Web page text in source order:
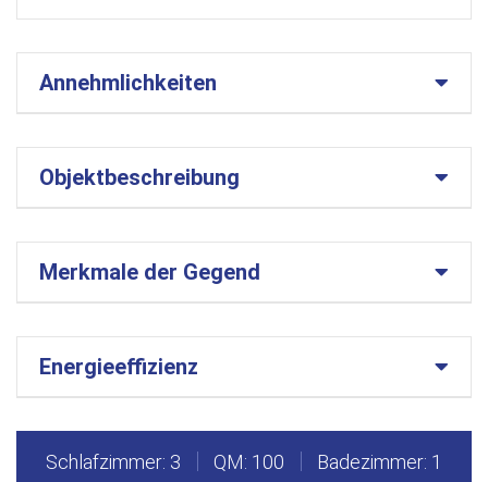
Annehmlichkeiten
Objektbeschreibung
Merkmale der Gegend
Energieeffizienz
Schlafzimmer: 3 QM: 100 Badezimmer: 1